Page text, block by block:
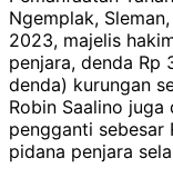
Ngemplak,
2023, majelis
penjara, denda Rp
denda) kurungan
Robin Saalino
pengganti sebesar
pidana penjara